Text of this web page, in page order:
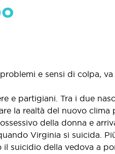
e sensi di colpa,
e partigiani. Tra i due
la realtà del nuovo
della donna e
Virginia si suicida.
suicidio della vedova a